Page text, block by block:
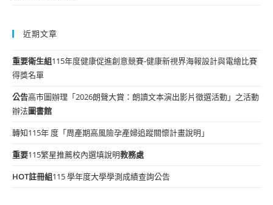
近期文章
重要衛生組115年度健康促進創意競賽-健康新視界海報設計與電繪比賽
得獎名單
公告高市圖辦理「2026朗聲大賞：朗讀文本演出影片徵選活動」之活動
辦法圖書館
轉知115年 度「周產期高風險孕產婦追蹤關懷計畫說明」
重要115繁星推薦校內選填說明教務處
HOT註冊組115 學年度大學學測成績查詢公告